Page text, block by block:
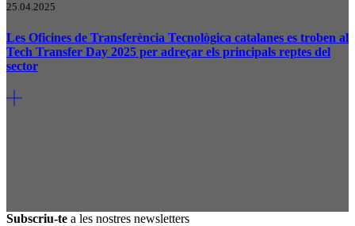
25.04.2025
Les Oficines de Transferència Tecnològica catalanes es troben al
Tech Transfer Day 2025 per adreçar els principals reptes del
sector
Subscriu-te a les nostres newsletters